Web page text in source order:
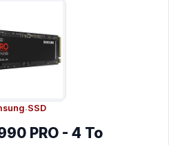
·SSD
PRO - 4 To